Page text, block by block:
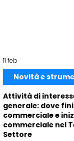
Attività di
generale: dove
commerciale e
commerciale nel
Settore
Novità e
11 feb